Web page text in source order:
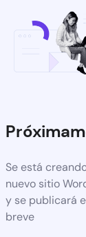
Se está
nuevo sitio
y se publicará
breve